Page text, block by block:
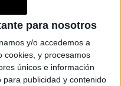
para nosotros
y/o accedemos a
cookies, y procesamos
únicos e información
publicidad y contenido
que
la
vida con